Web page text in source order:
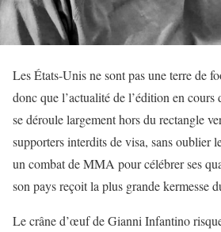
Les États-Unis ne sont pas une terre de
donc que l’actualité de l’édition en cours
se déroule largement hors du rectangle
supporters interdits de visa, sans oublier
un combat de MMA pour célébrer ses
son pays reçoit la plus grande kermesse
Le crâne d’œuf de Gianni Infantino